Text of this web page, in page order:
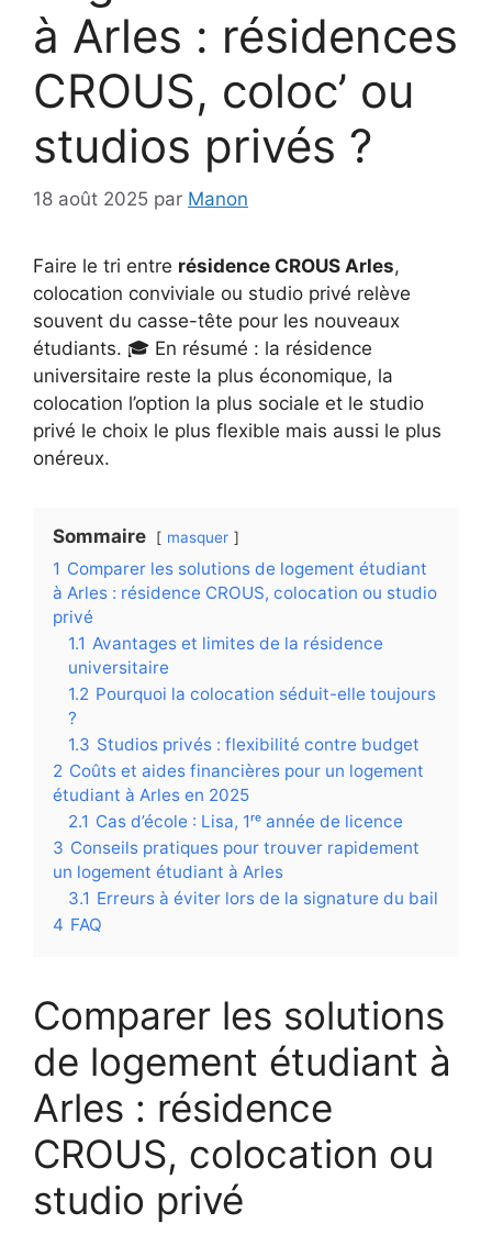
à Arles : résidences
CROUS, coloc’ ou
studios privés ?
18 août 2025 par Manon
Faire le tri entre résidence CROUS Arles,
colocation conviviale ou studio privé relève
souvent du casse-tête pour les nouveaux
étudiants. 🎓 En résumé : la résidence
universitaire reste la plus économique, la
colocation l’option la plus sociale et le studio
privé le choix le plus flexible mais aussi le plus
onéreux.
Sommaire masquer
1 Comparer les solutions de logement étudiant
à Arles : résidence CROUS, colocation ou studio
privé
1.1 Avantages et limites de la résidence
universitaire
1.2 Pourquoi la colocation séduit-elle toujours
?
1.3 Studios privés : flexibilité contre budget
2 Coûts et aides financières pour un logement
étudiant à Arles en 2025
2.1 Cas d’école : Lisa, 1ʳᵉ année de licence
3 Conseils pratiques pour trouver rapidement
un logement étudiant à Arles
3.1 Erreurs à éviter lors de la signature du bail
4 FAQ
Comparer les solutions
de logement étudiant à
Arles : résidence
CROUS, colocation ou
studio privé